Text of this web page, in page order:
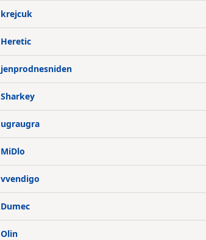
krejcuk
Heretic
jenprodnesniden
Sharkey
ugraugra
MiDlo
vvendigo
Dumec
Olin